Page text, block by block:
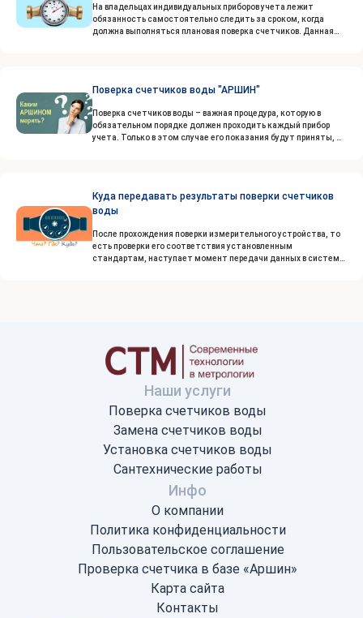
На владельцах индивидуальных приборов учета лежит
обязанность самостоятельно следить за сроком, когда
должна выполняться плановая поверка счетчиков. Данная
Поверка счетчиков воды "АРШИН"
Поверка счетчиков воды – важная процедура, которую в
обязательном порядке должен проходить каждый прибор
учета. Только в этом случае его показания будут приняты, и
Куда передавать результаты поверки счетчиков
воды
После прохождения поверки измерительного устройства, то
есть проверки его соответствия установленным
стандартам, наступает момент передачи данных в систему
Наши услуги
Поверка счетчиков воды
Замена счетчиков воды
Установка счетчиков воды
Сантехнические работы
Инфо
О компании
Политика конфиденциальности
Пользовательское соглашение
Проверка счетчика в базе «Аршин»
Карта сайта
Контакты